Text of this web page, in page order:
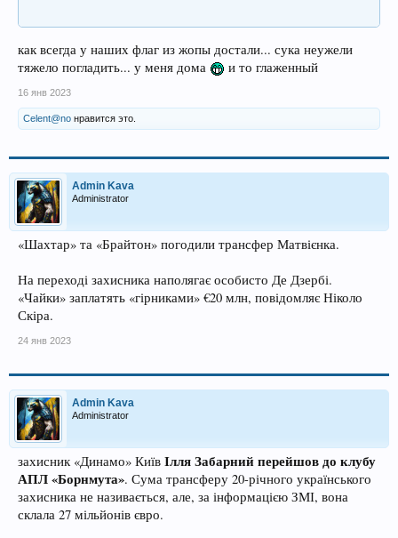
как всегда у наших флаг из жопы достали... сука неужели
тяжело погладить... у меня дома
и то глаженный
16 янв 2023
Celent@no нравится это.
Admin Kava
Administrator
«Шахтар» та «Брайтон» погодили трансфер Матвієнка.
На переході захисника наполягає особисто Де Дзербі.
«Чайки» заплатять «гірниками» €20 млн, повідомляє Ніколо
Скіра.
24 янв 2023
Admin Kava
Administrator
захисник «Динамо» Київ Ілля Забарний перейшов до клубу
АПЛ «Борнмута». Сума трансферу 20-річного українського
захисника не називається, але, за інформацією ЗМІ, вона
склала 27 мільйонів євро.